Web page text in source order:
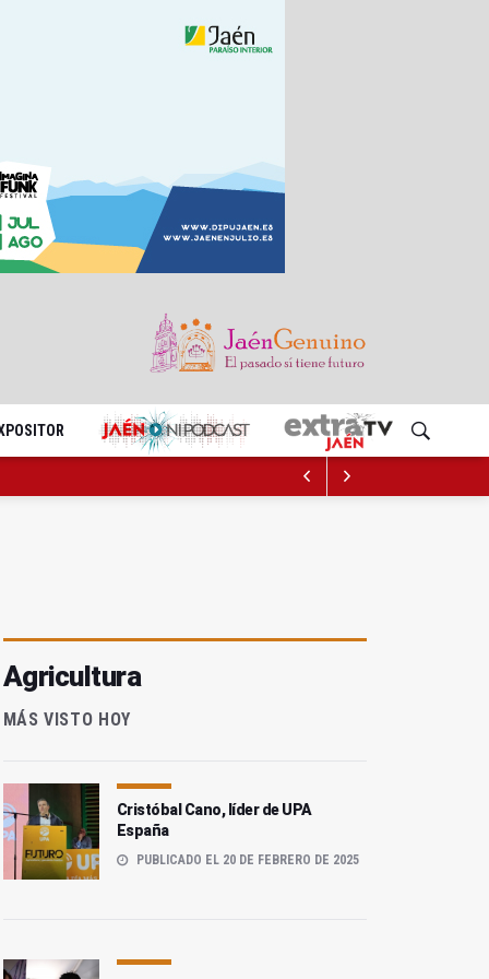
Agricultura
MÁS VISTO HOY
Cristóbal Cano, líder de UPA
España
PUBLICADO EL 20 DE FEBRERO DE 2025